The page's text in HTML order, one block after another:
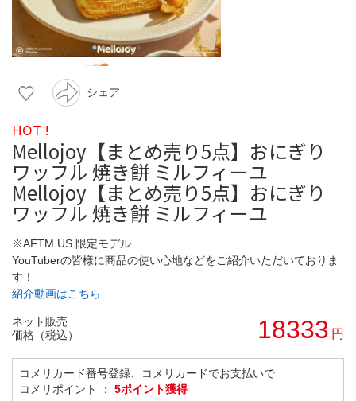
シェア
HOT !
Mellojoy【まとめ売り5点】おにぎり
ワッフル 焼き餅 ミルフィーユ
Mellojoy【まとめ売り5点】おにぎり
ワッフル 焼き餅 ミルフィーユ
※AFTM.US 限定モデル
YouTuberの皆様に商品の使い心地などをご紹介いただいておりま
す！
紹介動画はこちら
ネット販売
価格（税込）
18333 円
コメリカード番号登録、コメリカードでお支払いで
コメリポイント ： 5ポイント獲得